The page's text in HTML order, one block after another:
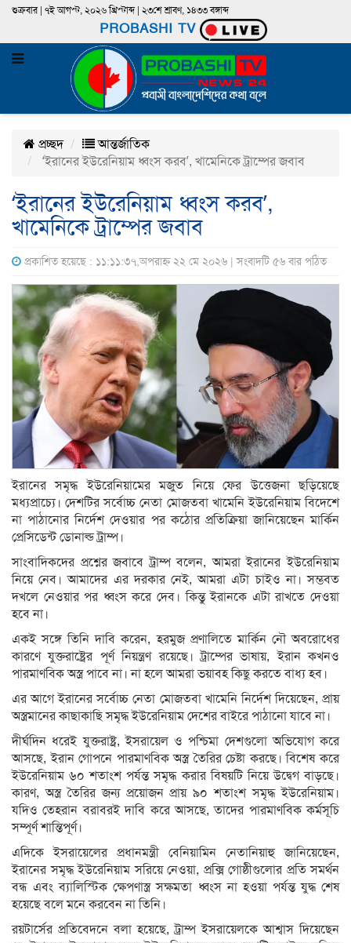
শুক্রবার | ৭ই আগস্ট, ২০২৬ খ্রিস্টাব্দ | ২৩শে শ্রাবণ, ১৪৩৩ বঙ্গাব্দ
PROBASHI TV
প্রচ্ছদ
আন্তর্জাতিক
‘ইরানের ইউরেনিয়াম ধ্বংস করব’, খামেনিকে ট্রাম্পের জবাব
‘ইরানের ইউরেনিয়াম ধ্বংস করব’,
খামেনিকে ট্রাম্পের জবাব
প্রকাশিত হয়েছে : ১১:১১:৩৭,অপরাহ্ন ২২ মে ২০২৬ | সংবাদটি ৫৬ বার পঠিত
ইরানের সমৃদ্ধ ইউরেনিয়ামের মজুত নিয়ে ফের উত্তেজনা ছড়িয়েছে
মধ্যপ্রাচ্যে। দেশটির সর্বোচ্চ নেতা মোজতবা খামেনি ইউরেনিয়াম বিদেশে
না পাঠানোর নির্দেশ দেওয়ার পর কঠোর প্রতিক্রিয়া জানিয়েছেন মার্কিন
প্রেসিডেন্ট ডোনাল্ড ট্রাম্প।
সাংবাদিকদের প্রশ্নের জবাবে ট্রাম্প বলেন, আমরা ইরানের ইউরেনিয়াম
নিয়ে নেব। আমাদের এর দরকার নেই, আমরা এটা চাইও না। সম্ভবত
দখলে নেওয়ার পর ধ্বংস করে দেব। কিন্তু ইরানকে এটা রাখতে দেওয়া
হবে না।
একই সঙ্গে তিনি দাবি করেন, হরমুজ প্রণালিতে মার্কিন নৌ অবরোধের
কারণে যুক্তরাষ্ট্রের পূর্ণ নিয়ন্ত্রণ রয়েছে। ট্রাম্পের ভাষায়, ইরান কখনও
পারমাণবিক অস্ত্র পাবে না। না হলে আমরা ভয়াবহ কিছু করতে বাধ্য হব।
এর আগে ইরানের সর্বোচ্চ নেতা মোজতবা খামেনি নির্দেশ দিয়েছেন, প্রায়
অস্ত্রমানের কাছাকাছি সমৃদ্ধ ইউরেনিয়াম দেশের বাইরে পাঠানো যাবে না।
দীর্ঘদিন ধরেই যুক্তরাষ্ট্র, ইসরায়েল ও পশ্চিমা দেশগুলো অভিযোগ করে
আসছে, ইরান গোপনে পারমাণবিক অস্ত্র তৈরির চেষ্টা করছে। বিশেষ করে
ইউরেনিয়াম ৬০ শতাংশ পর্যন্ত সমৃদ্ধ করার বিষয়টি নিয়ে উদ্বেগ বাড়ছে।
কারণ, অস্ত্র তৈরির জন্য প্রয়োজন প্রায় ৯০ শতাংশ সমৃদ্ধ ইউরেনিয়াম।
যদিও তেহরান বরাবরই দাবি করে আসছে, তাদের পারমাণবিক কর্মসূচি
সম্পূর্ণ শান্তিপূর্ণ।
এদিকে ইসরায়েলের প্রধানমন্ত্রী বেনিয়ামিন নেতানিয়াহু জানিয়েছেন,
ইরানের সমৃদ্ধ ইউরেনিয়াম সরিয়ে নেওয়া, প্রক্সি গোষ্ঠীগুলোর প্রতি সমর্থন
বন্ধ এবং ব্যালিস্টিক ক্ষেপণাস্ত্র সক্ষমতা ধ্বংস না হওয়া পর্যন্ত যুদ্ধ শেষ
হয়েছে বলে মনে করবেন না তিনি।
রয়টার্সের প্রতিবেদনে বলা হয়েছে, ট্রাম্প ইসরায়েলকে আশ্বাস দিয়েছেন